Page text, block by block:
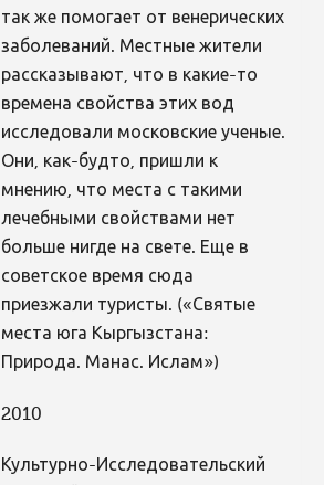
так же помогает от венерических
заболеваний. Местные жители
рассказывают, что в какие-то
времена свойства этих вод
исследовали московские ученые.
Они, как-будто, пришли к
мнению, что места с такими
лечебными свойствами нет
больше нигде на свете. Еще в
советское время сюда
приезжали туристы. («Святые
места юга Кыргызстана:
Природа. Манас. Ислам»)
2010
Культурно-Исследовательский